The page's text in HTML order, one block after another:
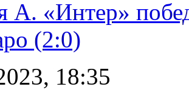
А. «Интер»
(2:0)
18:35